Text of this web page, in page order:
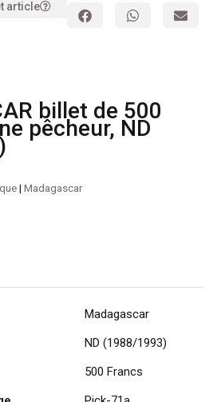
article
billet de 500
pêcheur, ND
|Madagascar
Madagascar
ND (1988/1993)
500 Francs